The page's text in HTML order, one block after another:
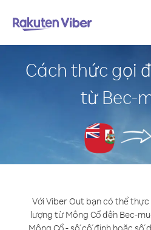
Cách thức gọi
từ Bec-
Với Viber Out bạn có thể
lượng từ Mông Cổ đến Bec-